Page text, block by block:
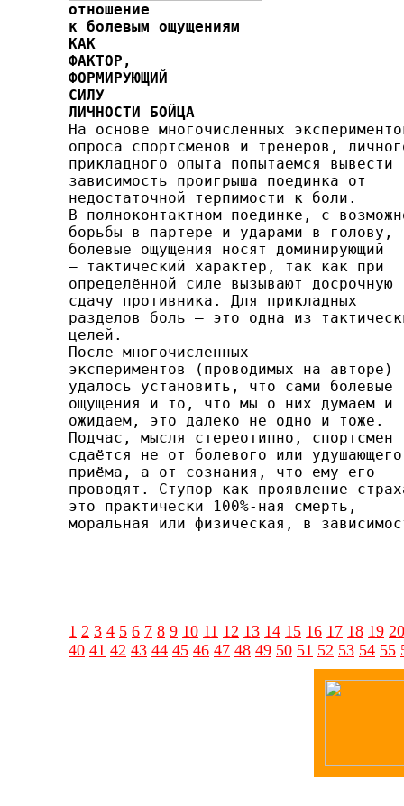
отношение
к болевым ощущениям
КАК
ФАКТОР
ФОРМИРУЮЩИЙ
СИЛУ
ЛИЧНОСТИ БОЙЦА
На основе многочисленных
опроса спорт­сменов и тренеров,
прикладного опыта попытаемся вывести
зависимость проигрыша поединка от
недостаточной терпимости к боли.
В полноконтактном поединке, с
борьбы в партере и ударами в голову,
болевые ощущения носят доми­нирующий
— тактический характер, так как при
определён­ной силе вызывают досрочную
сдачу противника. Для при­кладных
разделов боль — это одна из
целей.
После многочисленных
экспериментов (проводимых на авторе)
удалось установить, что сами болевые
ощущения и то, что мы о них думаем и
ожидаем, это далеко не одно и тоже.
Подчас, мысля стереотипно, спортсмен
сдаётся не от болевого или удушающего
приёма, а от сознания, что ему его
проводят. Ступор как проявление
это практичес­ки 100%-ная смерть,
моральная или физическая, в
1 2 3 4 5 6 7 8 9 10 11 12 13 14 15 16 17 18 19 20
40 41 42 43 44 45 46 47 48 49 50 51 52 53 54 55